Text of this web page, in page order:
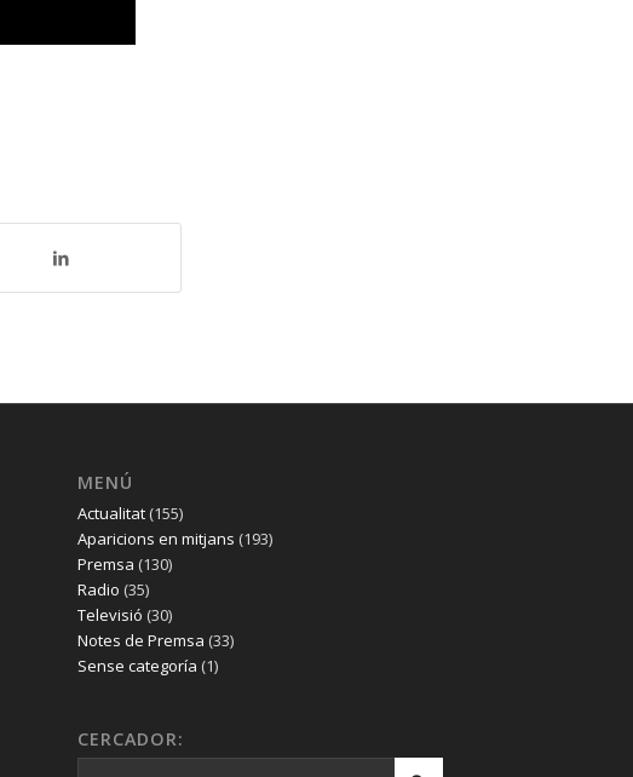
MENÚ
Actualitat(155)
Aparicions en mitjans (193)
Premsa (130)
Radio (35)
Televisió (30)
Notes de Premsa (33)
Sense categoría (1)
CERCADOR: